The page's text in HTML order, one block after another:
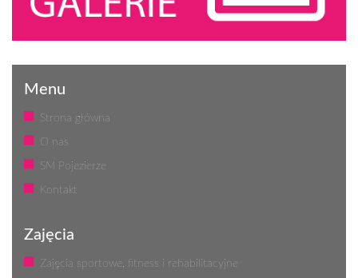
Menu
Strona główna
O nas
SM Pojezierze
Kontakt
Zajęcia
Zajęcia sportowe, fitness i rehabilitacyjne